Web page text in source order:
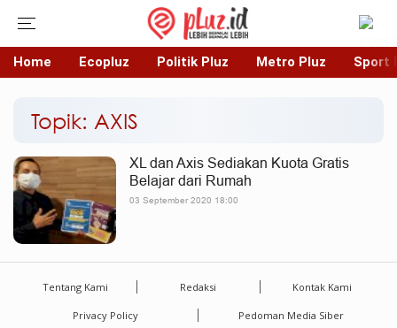
Home Ecopluz Politik Pluz Metro Pluz Sport
Topik: AXIS
XL dan Axis Sediakan Kuota Gratis
Belajar dari Rumah
03 September 2020 18:00
Tentang Kami Redaksi Kontak Kami
Privacy Policy Pedoman Media Siber